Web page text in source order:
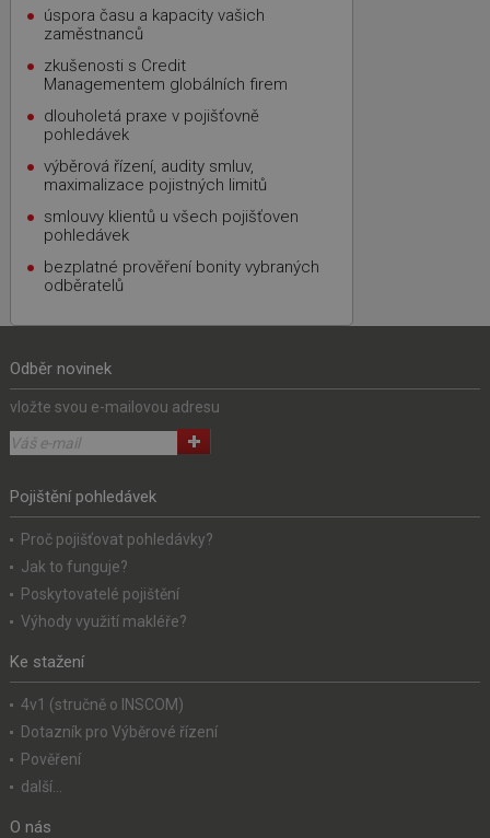
úspora času a kapacity vašich
zaměstnanců
zkušenosti s Credit
Managementem globálních firem
dlouholetá praxe v pojišťovně
pohledávek
výběrová řízení, audity smluv,
maximalizace pojistných limitů
smlouvy klientů u všech pojišťoven
pohledávek
bezplatné prověření bonity vybraných
odběratelů
Odběr novinek
vložte svou e-mailovou adresu
Pojištění pohledávek
Proč pojišťovat pohledávky?
Jak to funguje?
Poskytovatelé pojištění
Výhody využití makléře?
Ke stažení
4v1 (stručně o INSCOM)
Dotazník pro Výběrové řízení
Pověření
další...
O nás